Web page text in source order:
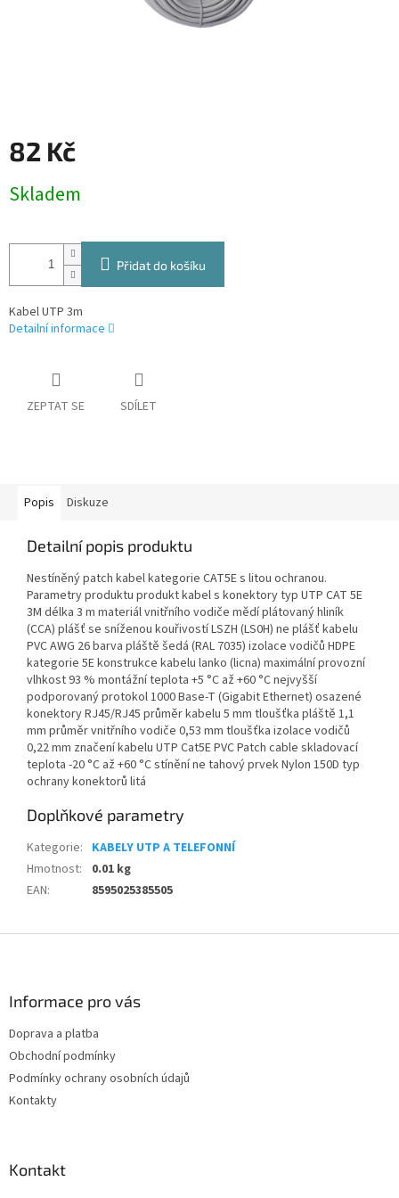
82 Kč
cena:
Skladem
Přidat do košíku
Kabel UTP 3m
Detailní informace
ZEPTAT SE SDÍLET
Popis Diskuze
Detailní popis produktu
Nestíněný patch kabel kategorie CAT5E s litou ochranou.
Parametry produktu produkt kabel s konektory typ UTP CAT 5E
3M délka 3 m materiál vnitřního vodiče mědí plátovaný hliník
(CCA) plášť se sníženou kouřivostí LSZH (LS0H) ne plášť kabelu
PVC AWG 26 barva pláště šedá (RAL 7035) izolace vodičů HDPE
kategorie 5E konstrukce kabelu lanko (licna) maximální provozní
vlhkost 93 % montážní teplota +5 °C až +60 °C nejvyšší
podporovaný protokol 1000 Base-T (Gigabit Ethernet) osazené
konektory RJ45/RJ45 průměr kabelu 5 mm tloušťka pláště 1,1
mm průměr vnitřního vodiče 0,53 mm tloušťka izolace vodičů
0,22 mm značení kabelu UTP Cat5E PVC Patch cable skladovací
teplota -20 °C až +60 °C stínění ne tahový prvek Nylon 150D typ
ochrany konektorů litá
Doplňkové parametry
Kategorie: KABELY UTP A TELEFONNÍ
Hmotnost:
0.01 kg
EAN: 8595025385505
Informace pro vás
Doprava a platba
Obchodní podmínky
Podmínky ochrany osobních údajů
Kontakty
Kontakt